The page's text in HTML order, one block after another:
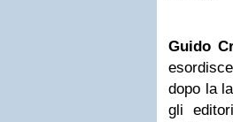
Guido
dopo la
gli